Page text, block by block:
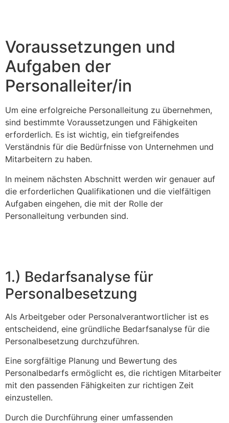
Voraussetzungen und
Aufgaben der
Personalleiter/in
Um eine erfolgreiche Personalleitung zu übernehmen,
sind bestimmte Voraussetzungen und Fähigkeiten
erforderlich. Es ist wichtig, ein tiefgreifendes
Verständnis für die Bedürfnisse von Unternehmen und
Mitarbeitern zu haben.
In meinem nächsten Abschnitt werden wir genauer auf
die erforderlichen Qualifikationen und die vielfältigen
Aufgaben eingehen, die mit der Rolle der
Personalleitung verbunden sind.
1.) Bedarfsanalyse für
Personalbesetzung
Als Arbeitgeber oder Personalverantwortlicher ist es
entscheidend, eine gründliche Bedarfsanalyse für die
Personalbesetzung durchzuführen.
Eine sorgfältige Planung und Bewertung des
Personalbedarfs ermöglicht es, die richtigen Mitarbeiter
mit den passenden Fähigkeiten zur richtigen Zeit
einzustellen.
Durch die Durchführung einer umfassenden